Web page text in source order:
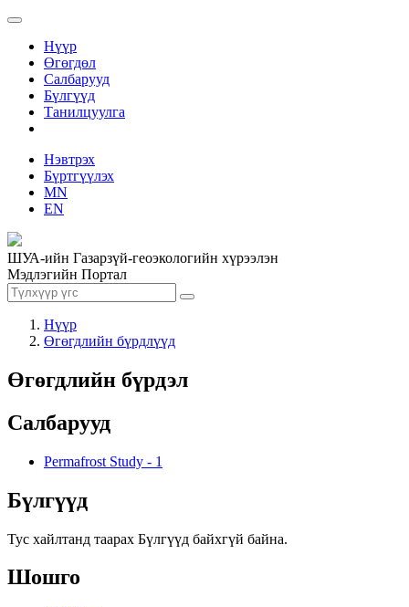
Нүүр
Өгөгдөл
Салбарууд
Бүлгүүд
Танилцуулга
Нэвтрэх
Бүртгүүлэх
MN
EN
ШУА-ийн Газарзүй-геоэкологийн хүрээлэн
Мэдлэгийн Портал
Нүүр
Өгөгдлийн бүрдлүүд
Өгөгдлийн бүрдэл
Салбарууд
Permafrost Study - 1
Бүлгүүд
Тус хайлтанд таарах Бүлгүүд байхгүй байна.
Шошго